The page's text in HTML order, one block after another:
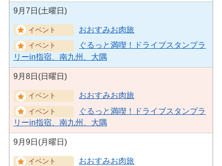
9月7日(土曜日)
おおすみお肉旅
ぐるっと満喫！ドライブスタンプラ
リーin指宿、南九州、大隅
9月8日(日曜日)
おおすみお肉旅
ぐるっと満喫！ドライブスタンプラ
リーin指宿、南九州、大隅
9月9日(月曜日)
おおすみお肉旅